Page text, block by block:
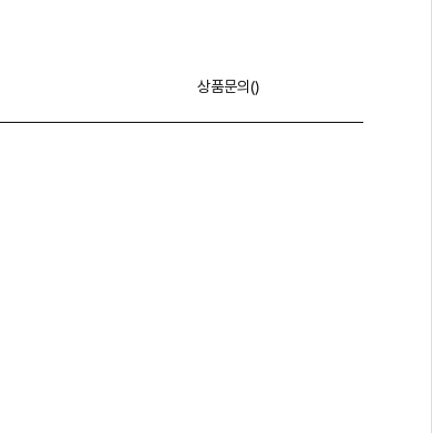
상품문의()